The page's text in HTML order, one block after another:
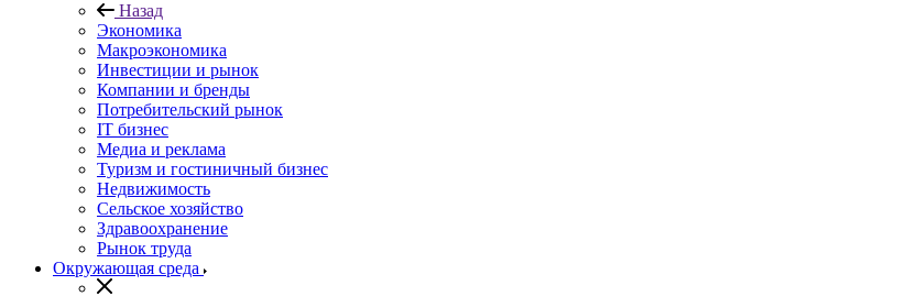
Назад
Экономика
Макроэкономика
Инвестиции и рынок
Компании и бренды
Потребительский рынок
IT бизнес
Медиа и реклама
Туризм и гостиничный бизнес
Недвижимость
Сельское хозяйство
Здравоохранение
Рынок труда
Окружающая среда